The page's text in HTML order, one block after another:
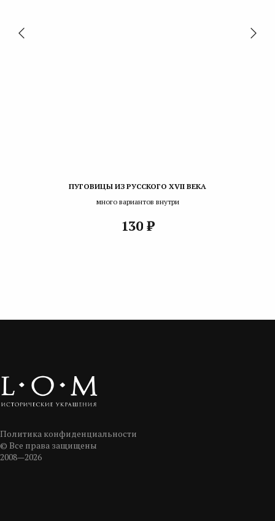
ПУГОВИЦЫ ИЗ РУССКОГО XVII ВЕКА
много вариантов внутри
130 ₽
Политика конфиденциальности
© Все права защищены
2008—2026